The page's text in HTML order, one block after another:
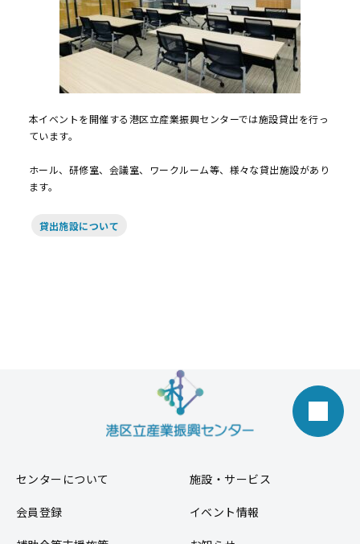
本イベントを開催する港区立産業振興センターでは施設貸出を行っ
ています。
ホール、研修室、会議室、ワークルーム等、様々な貸出施設があり
ます。
貸出施設について
センターについて 施設・サービス
会員登録 イベント情報